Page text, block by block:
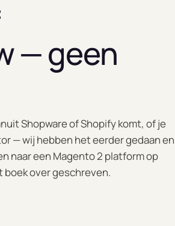
— geen
Shopware of Shopify komt, of je
— wij hebben het eerder gedaan en
naar een Magento 2 platform op
boek over geschreven.